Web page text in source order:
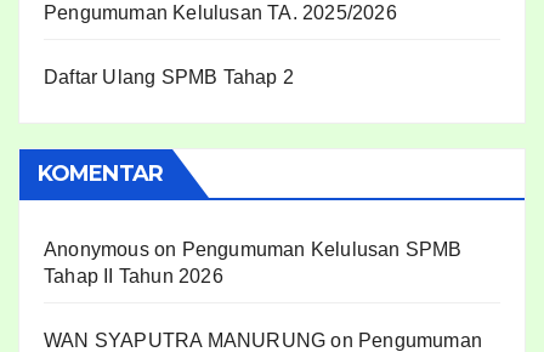
Pengumuman Kelulusan TA. 2025/2026
Daftar Ulang SPMB Tahap 2
KOMENTAR
Anonymouson Pengumuman Kelulusan SPMB
Tahap II Tahun 2026
WAN SYAPUTRA MANURUNG on Pengumuman